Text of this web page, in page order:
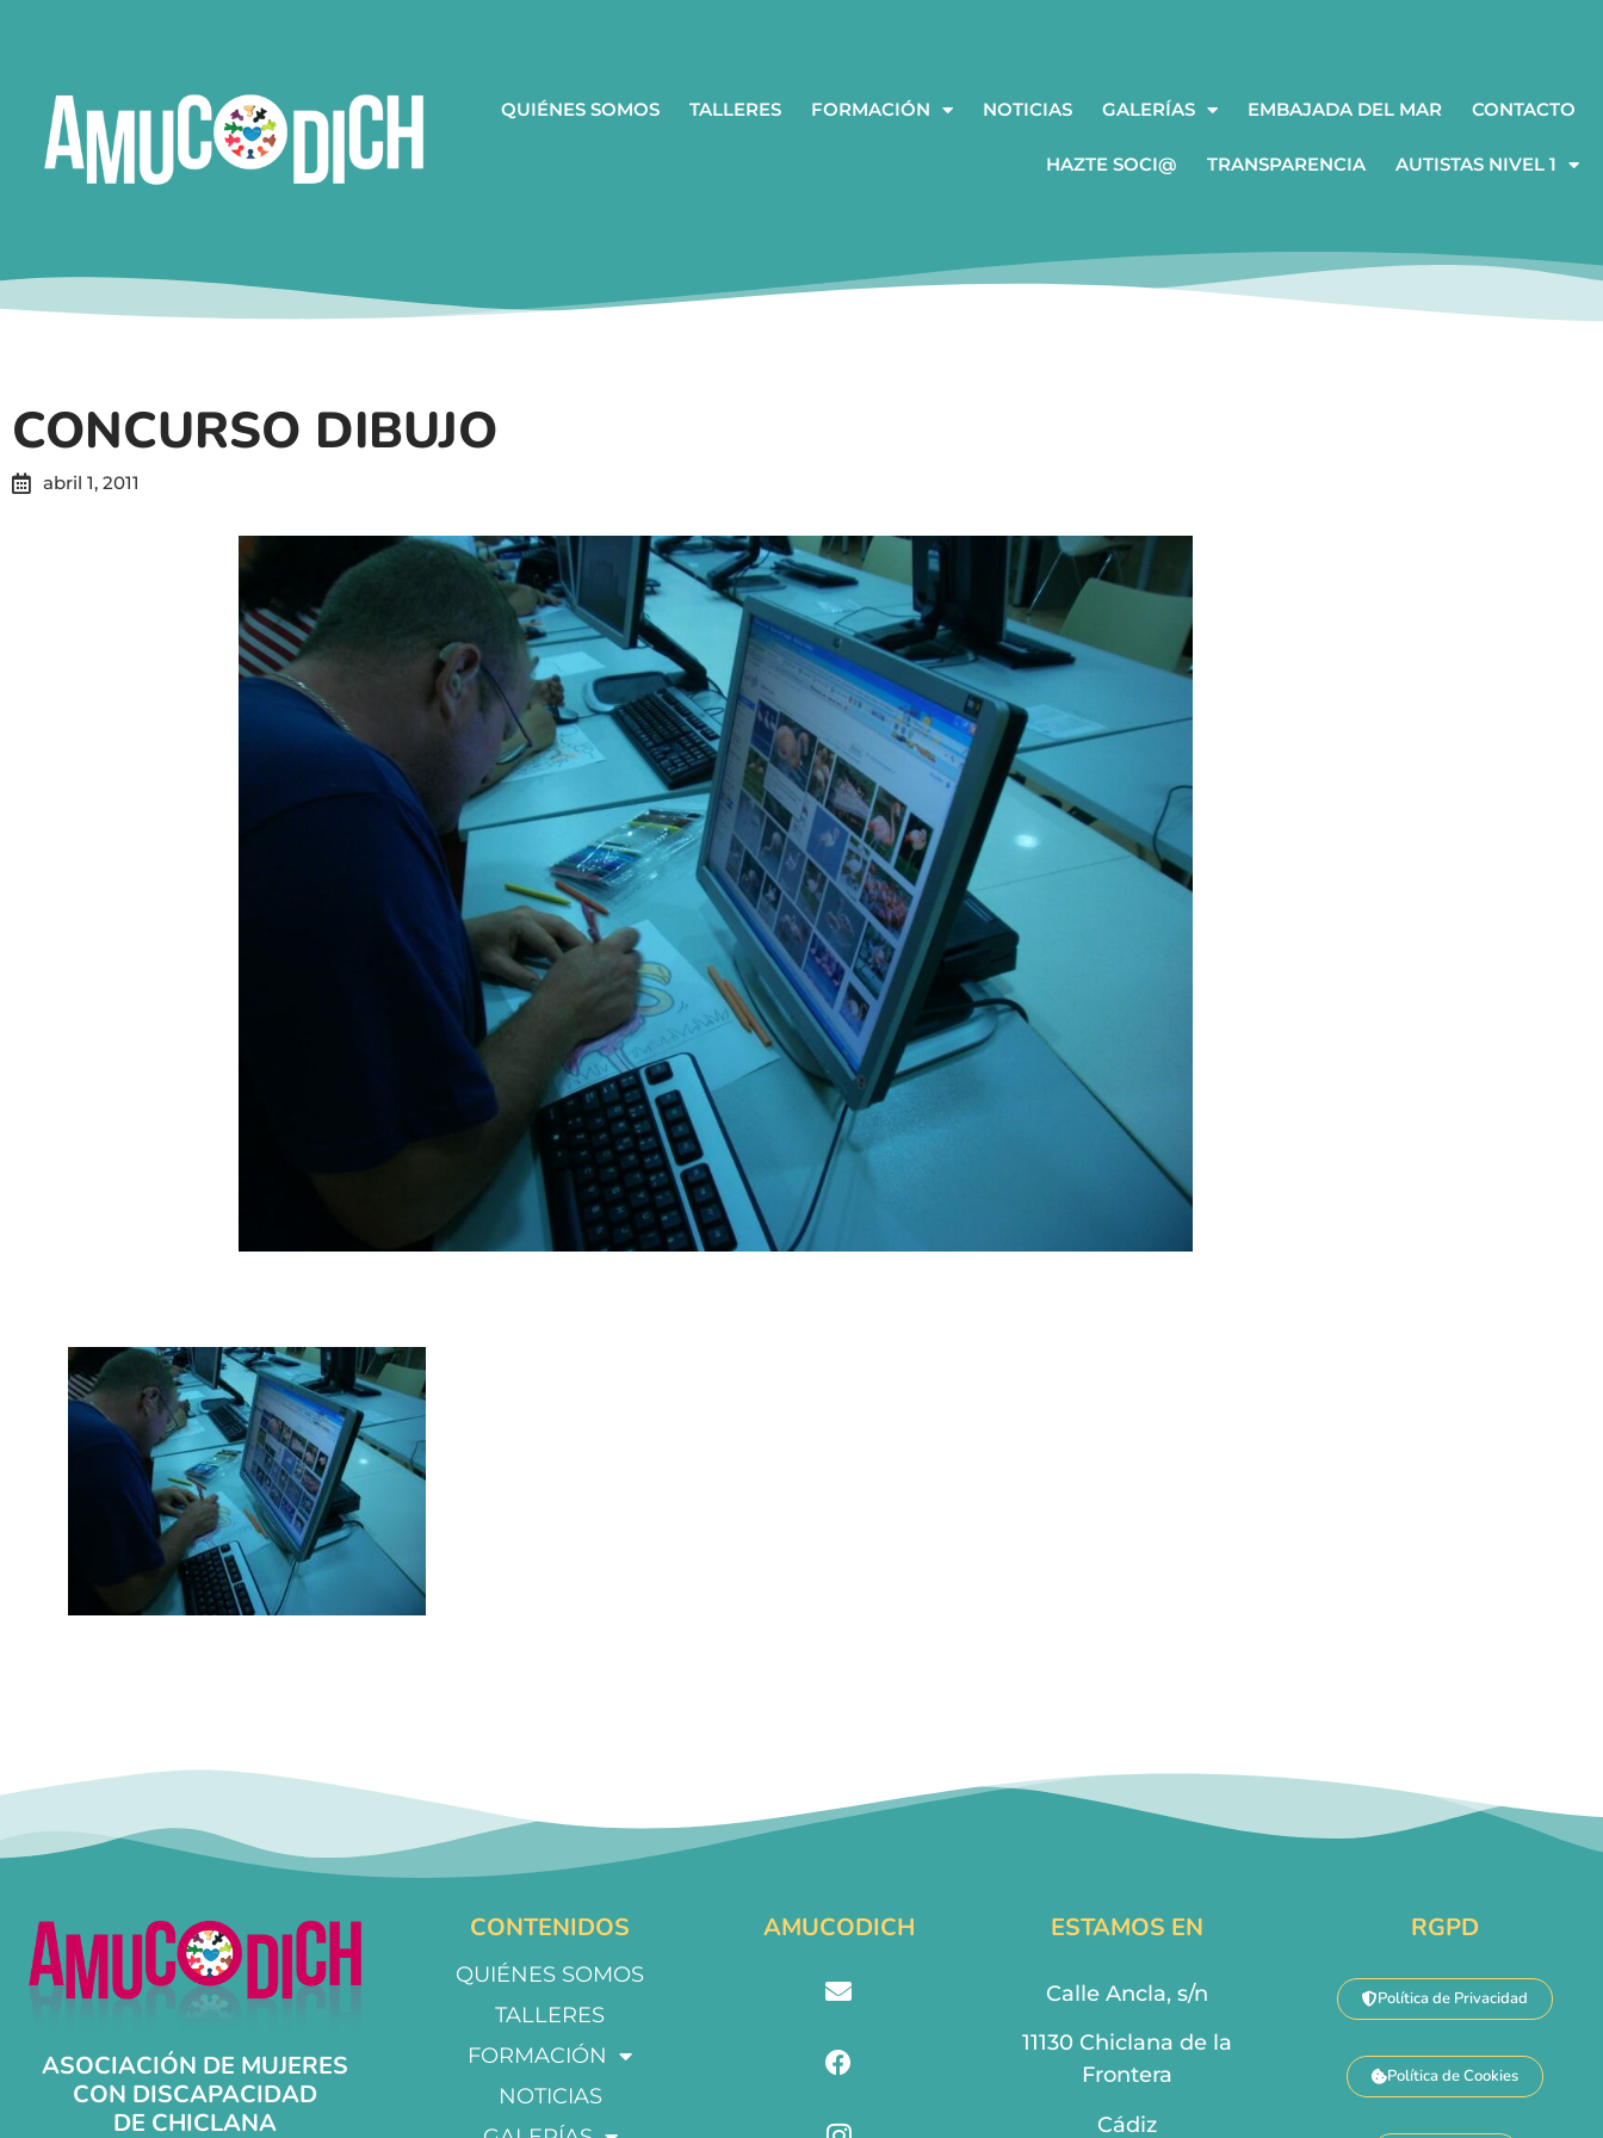
QUIÉNES SOMOS TALLERES FORMACIÓN NOTICIAS GALERÍAS EMBAJADA DEL MAR CONTACTO
HAZTE SOCI@ TRANSPARENCIA AUTISTAS NIVEL 1
CONCURSO DIBUJO
abril 1, 2011
ASOCIACIÓN DE MUJERES
CON DISCAPACIDAD
DE CHICLANA
CONTENIDOS
QUIÉNES SOMOS
TALLERES
FORMACIÓN
NOTICIAS
AMUCODICH ESTAMOS EN
Calle Ancla, s/n
11130 Chiclana de la
Frontera
Cádiz
RGPD
Política de Privacidad
Política de Cookies